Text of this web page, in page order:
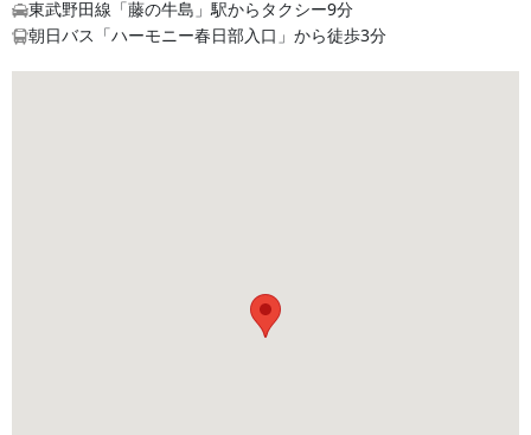
東武野田線「藤の牛島」駅からタクシー9分
朝日バス「ハーモニー春日部入口」から徒歩3分